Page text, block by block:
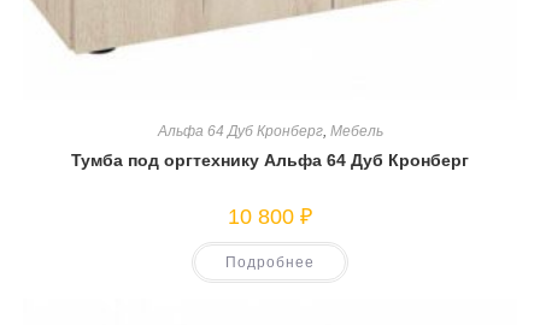
Альфа 64 Дуб Кронберг, Мебель
Тумба под оргтехнику Альфа 64 Дуб Кронберг
10 800 ₽
Подробнее